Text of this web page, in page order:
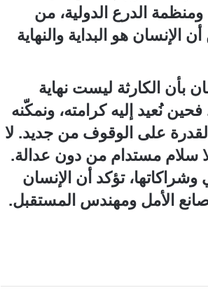
الدرع الدولية، من
الإنسان هو البداية والنهاية
بأن الكارثة ليست نهاية
نُعيد إليه كرامته، ونمكّنه
على الوقوف من جديد. لا
سلام مستدام من دون عدالة.
تؤكد أن الإنسان
الأمل ومهندس المستقبل.